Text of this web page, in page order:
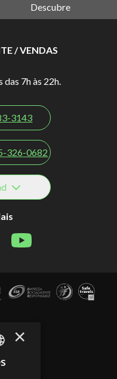
Descubre
/ VENDAS
7h às 22h.
3143
326-0682
×